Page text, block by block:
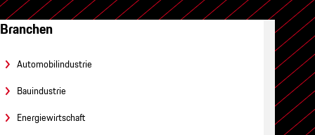
Branchen
Automobilindustrie
Bauindustrie
Energiewirtschaft